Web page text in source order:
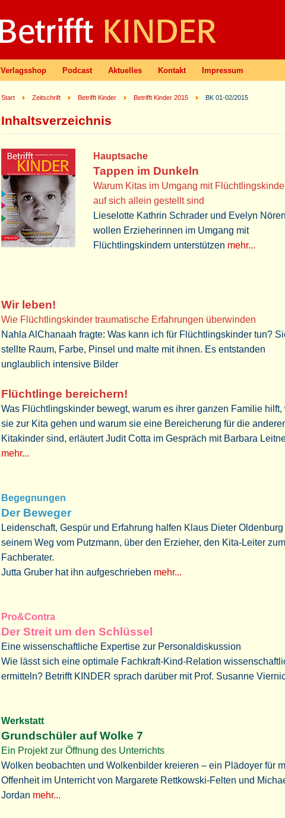
Verlagsshop Podcast Aktuelles Kontakt Impressum
Start Zeitschrift Betrifft Kinder Betrifft Kinder 2015 BK 01-02/2015
Inhaltsverzeichnis
Hauptsache
Tappen im Dunkeln
Warum Kitas im Umgang mit
auf sich allein gestellt sind
Lieselotte Kathrin Schrader und Evelyn
wollen Erzieherinnen im Umgang mit
Flüchtlingskindern unterstützen mehr...
Wir leben!
Wie Flüchtlingskinder traumatische Erfahrungen überwinden
Nahla AlChanaah fragte: Was kann ich für Flüchtlingskinder tun?
stellte Raum, Farbe, Pinsel und malte mit ihnen. Es entstanden
unglaublich intensive Bilder
Flüchtlinge bereichern!
Was Flüchtlingskinder bewegt, warum es ihrer ganzen Familie hilft,
sie zur Kita gehen und warum sie eine Bereicherung für die
Kitakinder sind, erläutert Judit Cotta im Gespräch mit Barbara
mehr...
Begegnungen
Der Beweger
Leidenschaft, Gespür und Erfahrung halfen Klaus Dieter Oldenburg
seinem Weg vom Putzmann, über den Erzieher, den Kita-Leiter zum
Fachberater.
Jutta Gruber hat ihn aufgeschrieben mehr...
Pro&Contra
Der Streit um den Schlüssel
Eine wissenschaftliche Expertise zur Personaldiskussion
Wie lässt sich eine optimale Fachkraft-Kind-Relation
ermitteln? Betrifft KINDER sprach darüber mit Prof. Susanne
Werkstatt
Grundschüler auf Wolke 7
Ein Projekt zur Öffnung des Unterrichts
Wolken beobachten und Wolkenbilder kreieren – ein Plädoyer für
Offenheit im Unterricht von Margarete Rettkowski-Felten und
Jordan mehr...